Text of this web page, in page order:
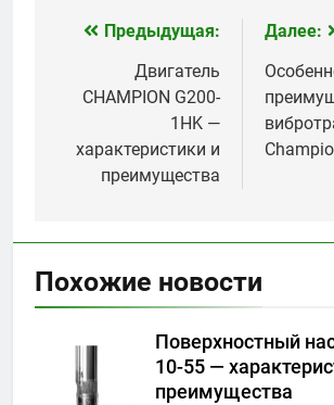
Навигация
Предыдущая:
Двигатель
CHAMPION G200-
1HK —
характеристики и
преимущества
Далее:
Похожие новости
Поверхностный
10-55 —
преимущества